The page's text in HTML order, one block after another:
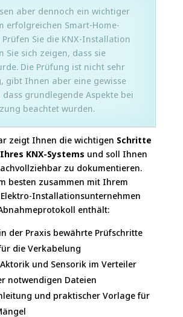
aber dennoch ein wichtiger
erfolgreichen Smart-Home-
Sie die KNX-Installation
Sie sich zeigen, dass sie
Die Prüfung ist nicht sehr
gibt Ihnen aber eine gewisse
dass grundlegende Aspekte bei
beachtet wurden.
zeigt Ihnen die wichtigen Schritte
KNX-Systems und soll Ihnen
zu dokumentieren.
besten zusammen mit Ihrem
Installationsunternehmen
enthält:
der Praxis bewährte Prüfschritte
die Verkabelung
und Sensorik im Verteiler
notwendigen Dateien
und praktischer Vorlage für